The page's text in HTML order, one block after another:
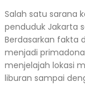
Salah satu sarana
penduduk Jakarta
Berdasarkan fakta
menjadi
menjelajah lokasi
liburan sampai